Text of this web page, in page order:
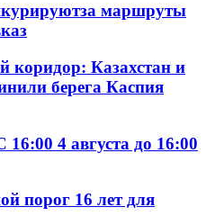
маршруты
коридор: Казахстан и
берега Каспия
4 августа до 16:00
порог 16 лет для